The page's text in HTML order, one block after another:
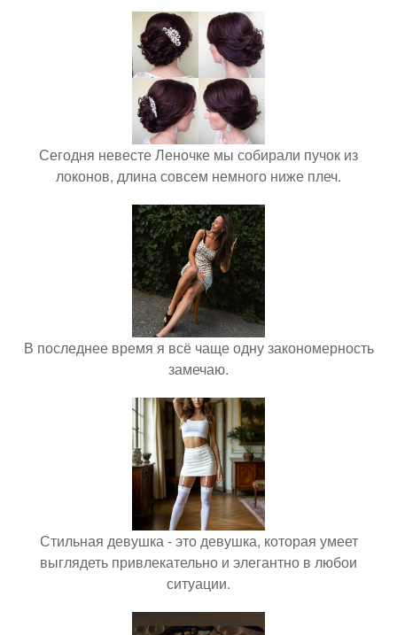
Сегодня невесте Леночке мы собирали пучок из
локонов, длина совсем немного ниже плеч.
В последнее время я всё чаще одну закономерность
замечаю.
Стильная девушка - это девушка, которая умеет
выглядеть привлекательно и элегантно в любои
ситуации.